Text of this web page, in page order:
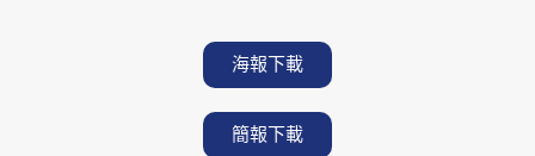
海報下載
簡報下載